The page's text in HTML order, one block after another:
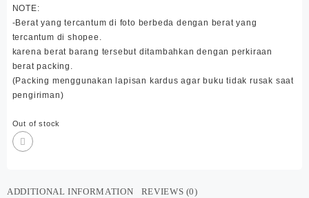
NOTE:
-Berat yang tercantum di foto berbeda dengan berat yang
tercantum di shopee.
karena berat barang tersebut ditambahkan dengan perkiraan
berat packing.
(Packing menggunakan lapisan kardus agar buku tidak rusak saat
pengiriman)
Out of stock
ADDITIONAL INFORMATION REVIEWS (0)